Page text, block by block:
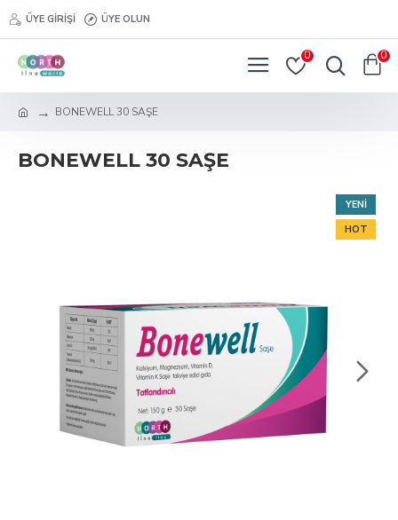
ÜYE GIRIŞI ÜYE OLUN
0 0
BONEWELL 30 SAŞE
BONEWELL 30 SAŞE
YENI
HOT